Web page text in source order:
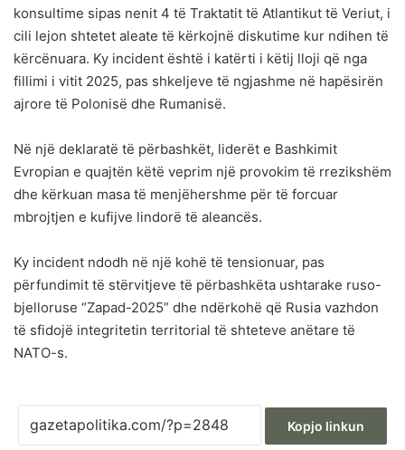
konsultime sipas nenit 4 të Traktatit të Atlantikut të Veriut, i
cili lejon shtetet aleate të kërkojnë diskutime kur ndihen të
kërcënuara. Ky incident është i katërti i këtij lloji që nga
fillimi i vitit 2025, pas shkeljeve të ngjashme në hapësirën
ajrore të Polonisë dhe Rumanisë.
Në një deklaratë të përbashkët, liderët e Bashkimit
Evropian e quajtën këtë veprim një provokim të rrezikshëm
dhe kërkuan masa të menjëhershme për të forcuar
mbrojtjen e kufijve lindorë të aleancës.
Ky incident ndodh në një kohë të tensionuar, pas
përfundimit të stërvitjeve të përbashkëta ushtarake ruso-
bjelloruse “Zapad-2025” dhe ndërkohë që Rusia vazhdon
të sfidojë integritetin territorial të shteteve anëtare të
NATO-s.
Kopjo linkun